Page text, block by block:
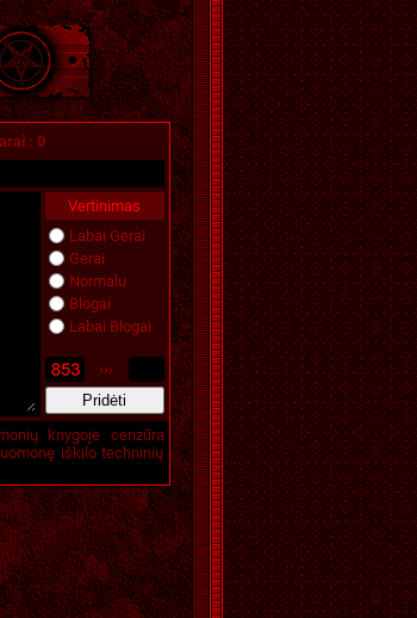
: 0
Vertinimas
Labai Gerai
Gerai
Normalu
Blogai
Labai Blogai
›››
knygoje cenzūra
iškilo techninių